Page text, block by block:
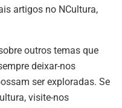
artigos no NCultura,
outros temas que
deixar-nos
ser exploradas. Se
visite-nos